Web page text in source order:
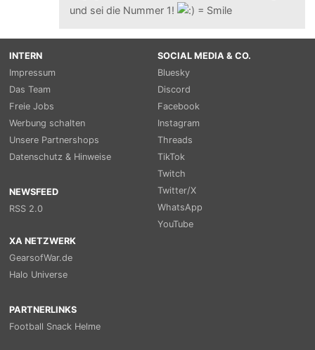
und sei die Nummer 1!
INTERN
Impressum
Das Team
Freie Jobs
Werbung schalten
Unsere Partnershops
Datenschutz & Hinweise
NEWSFEED
RSS 2.0
SOCIAL MEDIA & CO.
Bluesky
Discord
Facebook
Instagram
Threads
TikTok
Twitch
Twitter/X
WhatsApp
YouTube
XA NETZWERK
GearsofWar.de
Halo Universe
PARTNERLINKS
Football Snack Helme